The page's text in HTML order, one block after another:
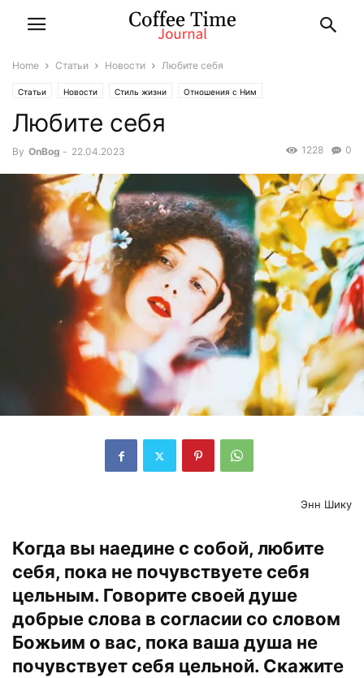
Home Статьи Новости Любите себя
Статьи Новости Стиль жизни Отношения с Ним
Любите себя
By OnBog - 22.04.2023 0
1228
Энн Шику
Когда вы наедине с собой, любите
себя, пока не почувствуете себя
цельным. Говорите своей душе
добрые слова в согласии со словом
Божьим о вас, пока ваша душа не
почувствует себя цельной. Скажите